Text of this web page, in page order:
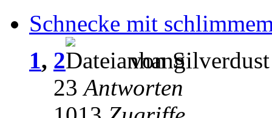
Schnecke mit
1, 2
von Silverdust
23Antworten